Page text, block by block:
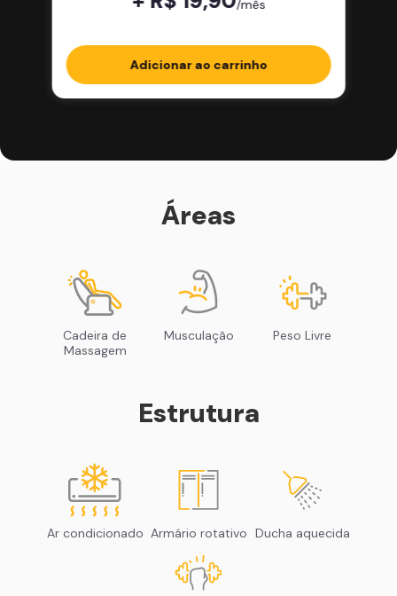
/mês
Adicionar ao carrinho
Áreas
Cadeira de
Massagem
Musculação Peso Livre
Estrutura
Ar condicionado Armário rotativo Ducha aquecida